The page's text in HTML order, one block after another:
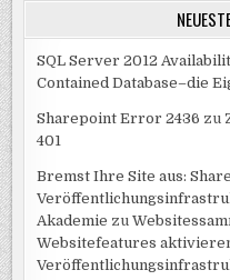
SQL Server 2012
Contained Database–die
Sharepoint Error 2436 zu
401
Bremst Ihre Site aus:
Akademie zu
Websitefeatures